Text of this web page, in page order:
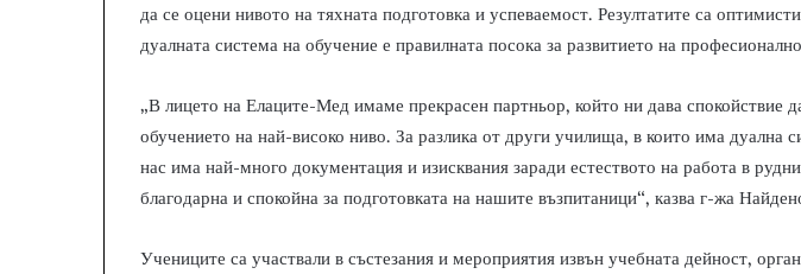
да се оцени нивото на тяхната подготовка и успеваемост. Резултатите са
дуалната система на обучение е правилната посока за развитието на
„В лицето на Елаците-Мед имаме прекрасен партньор, който ни дава спокойствие
обучението на най-високо ниво. За разлика от други училища, в които има дуална
нас има най-много документация и изисквания заради естеството на работа в
благодарна и спокойна за подготовката на нашите възпитаници“, казва г-жа
Учениците са участвали в състезания и мероприятия извън учебната дейност,